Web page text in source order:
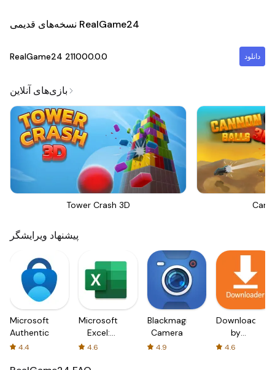
نسخه‌های قدیمی RealGame24
RealGame24 211000.0.0 دانلود
بازی‌های آنلاین
Tower Crash 3D
پیشنهاد ویرایشگر
Microsoft
Authenticator
4.4
Microsoft
Excel:
Spreadsheets
4.6
Blackmagic
Camera
4.9
Downloader
by
AFTVnews
4.6